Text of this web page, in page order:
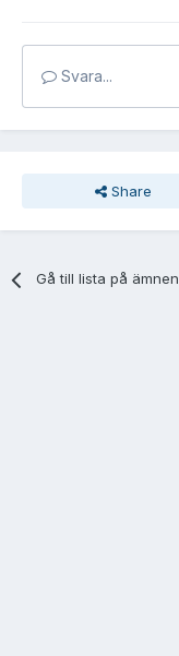
Svara...
Share
Gå till lista på ämnen